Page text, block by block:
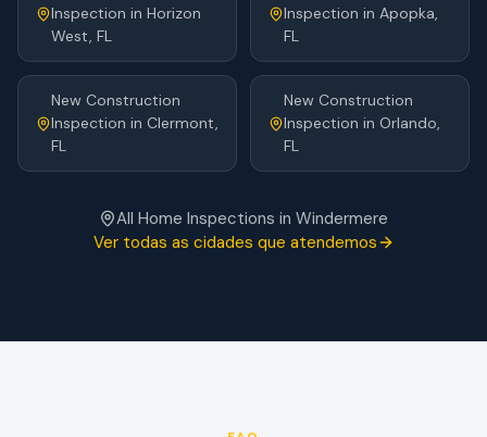
Inspection in Horizon
West, FL
Inspection in Apopka,
FL
New Construction
Inspection in Clermont,
FL
New Construction
Inspection in Orlando,
FL
All Home Inspections in Windermere
Ver todas as cidades que atendemos